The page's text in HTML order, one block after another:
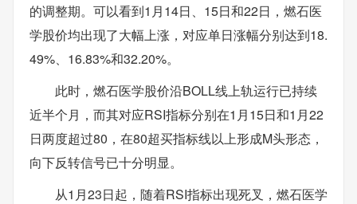
的调整期。可以看到1月14日、15日和22日，燃石医
学股价均出现了大幅上涨，对应单日涨幅分别达到18.
49%、16.83%和32.20%。
此时，燃石医学股价沿BOLL线上轨运行已持续
近半个月，而其对应RSI指标分别在1月15日和1月22
日两度超过80，在80超买指标线以上形成M头形态，
向下反转信号已十分明显。
从1月23日起，随着RSI指标出现死叉，燃石医学